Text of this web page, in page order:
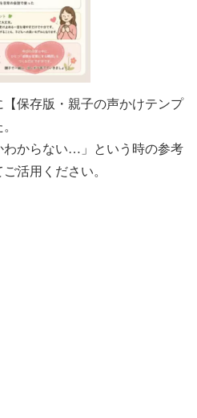
保存版・親子の声かけテンプ
わからない…」という時の参考
活用ください。